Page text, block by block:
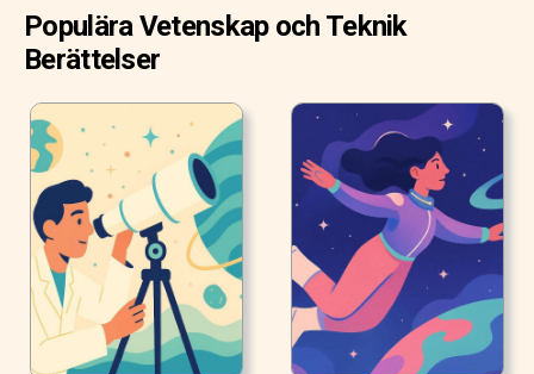
Populära Vetenskap och Teknik
Berättelser